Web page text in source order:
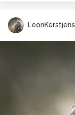
LeonKerstjens